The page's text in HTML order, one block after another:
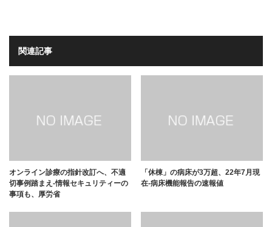
関連記事
オンライン診療の指針改訂へ、不適
切事例踏まえ-情報セキュリティーの
事項も、厚労省
「休棟」の病床が3万超、22年7月現
在-病床機能報告の速報値